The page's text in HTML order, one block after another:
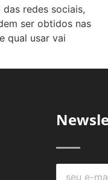
redes sociais,
ser obtidos nas
qual usar vai